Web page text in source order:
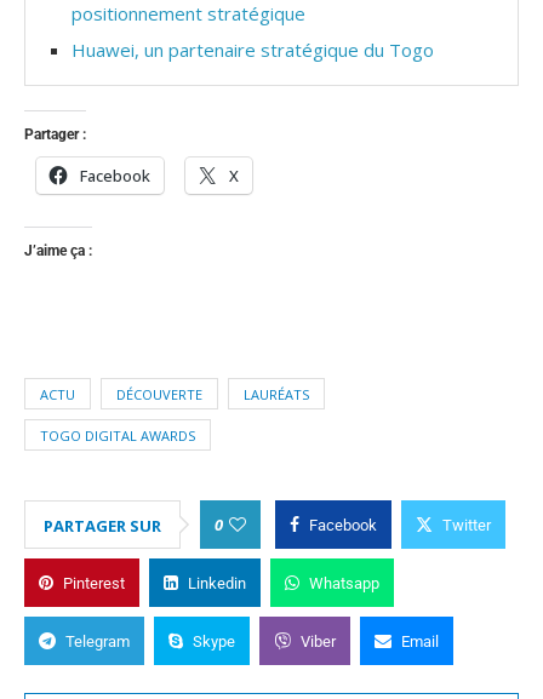
positionnement stratégique
Huawei, un partenaire stratégique du Togo
Partager :
Facebook X
J’aime ça :
ACTU DÉCOUVERTE LAURÉATS
TOGO DIGITAL AWARDS
PARTAGER SUR 0 Facebook Twitter
Pinterest Linkedin Whatsapp
Telegram Skype Viber Email